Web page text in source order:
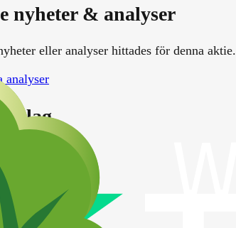
nyheter & analyser
eller analyser hittades för denna aktie.
analyser